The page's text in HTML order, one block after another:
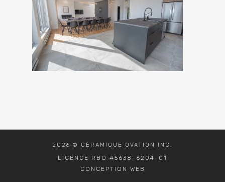
2026 © CÉRAMIQUE OVATION INC.
LICENCE RBQ #5638-6204-01
CONCEPTION WEB